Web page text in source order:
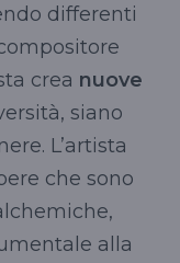
differenti
crea nuove
siano
L’artista
che sono
alla